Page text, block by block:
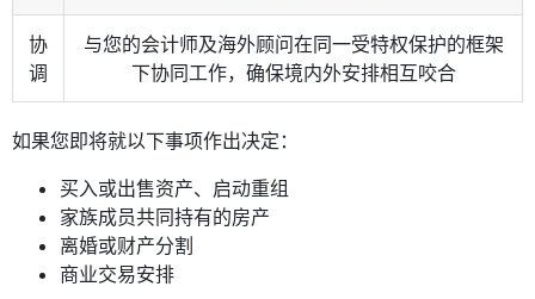
协
调
与您的会计师及海外顾问在同一受特权保护的框架
下协同工作，确保境内外安排相互咬合
如果您即将就以下事项作出决定：
买入或出售资产、启动重组
家族成员共同持有的房产
离婚或财产分割
商业交易安排